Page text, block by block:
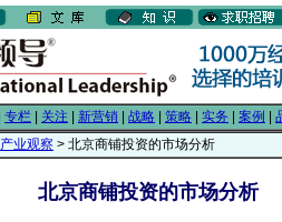
专栏 关注 新营销 战略 策略 实务 案例
产业观察 > 北京商铺投资的市场分析
北京商铺投资的市场分析